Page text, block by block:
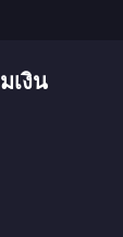
เงิน